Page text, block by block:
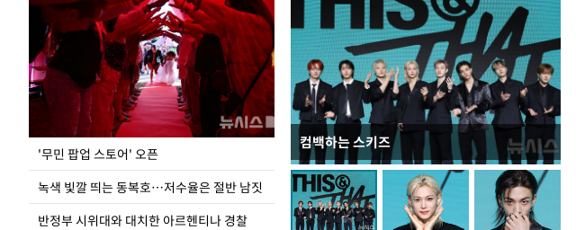
'무민 팝업 스토어' 오픈
녹색 빛깔 띄는 동복호…저수율은 절반 남짓
반정부 시위대와 대치한 아르헨티나 경찰
컴백하는 스키즈
지석천 뒤덮은 개구리밥